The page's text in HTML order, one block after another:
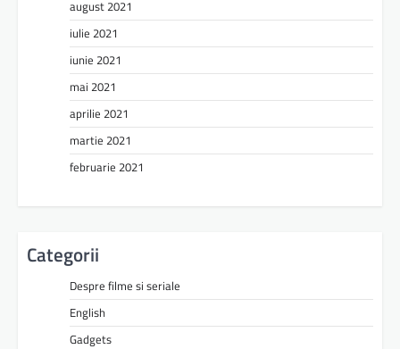
august 2021
iulie 2021
iunie 2021
mai 2021
aprilie 2021
martie 2021
februarie 2021
Categorii
Despre filme si seriale
English
Gadgets